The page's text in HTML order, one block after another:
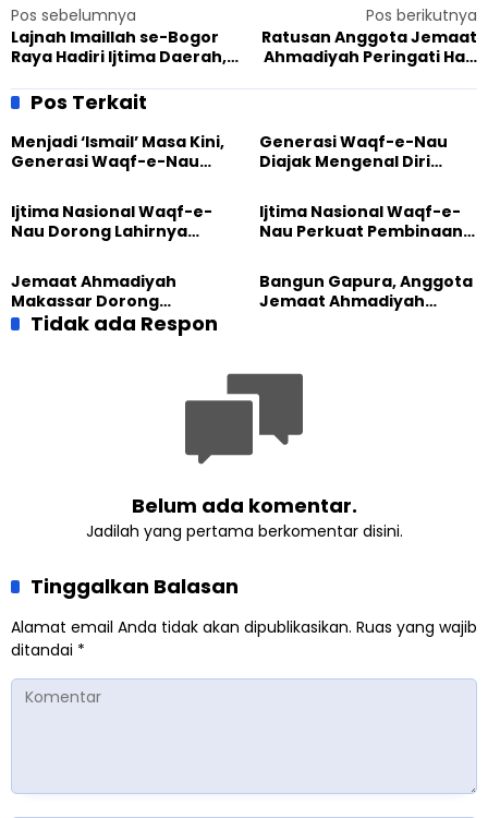
Pos sebelumnya
Lajnah Imaillah se-Bogor
Raya Hadiri Ijtima Daerah,
Sambut Seabad Jemaat
Ahmadiyah Indonesia
Pos berikutnya
Ratusan Anggota Jemaat
Ahmadiyah Peringati Hari
Surabaya
Pos Terkait
Menjadi ‘Ismail’ Masa Kini,
Generasi Waqf-e-Nau
Pengabdian
Generasi Waqf-e-Nau
Diajak Mengenal Diri
Dunia
Ijtima Nasional Waqf-e-
Nau Dorong Lahirnya
yang Militan
Ijtima Nasional Waqf-e-
Nau Perkuat Pembinaan
Masa Depan
Jemaat Ahmadiyah
Makassar Dorong
Kesadaran Lingkungan
Lewat Edukasi Ekoteologi
Bangun Gapura, Anggota
Jemaat Ahmadiyah
Tidak ada Respon
Belum ada komentar.
Jadilah yang pertama berkomentar disini.
Tinggalkan Balasan
Alamat email Anda tidak akan dipublikasikan. Ruas yang wajib
ditandai *